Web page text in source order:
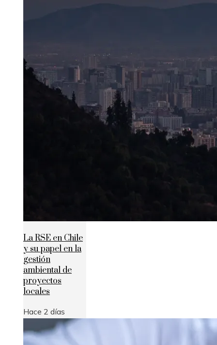
La RSE en Chile
y su papel en la
gestión
ambiental de
proyectos
locales
Hace 2 días